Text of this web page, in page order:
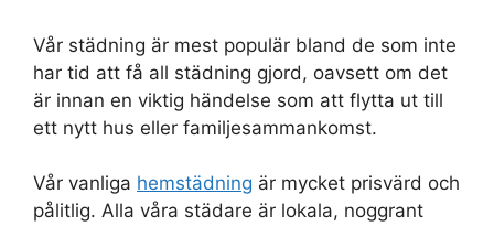
Vår städning är mest populär bland de som inte
har tid att få all städning gjord, oavsett om det
är innan en viktig händelse som att flytta ut till
ett nytt hus eller familjesammankomst.
Vår vanliga hemstädning är mycket prisvärd och
pålitlig. Alla våra städare är lokala, noggrant